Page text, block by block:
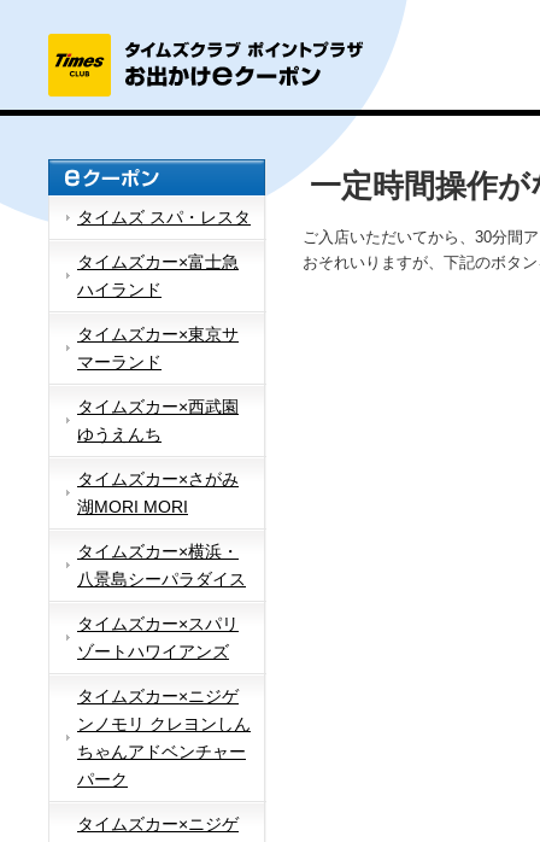
タイムズ スパ・レスタ
タイムズカー×富士急
ハイランド
タイムズカー×東京サ
マーランド
タイムズカー×西武園
ゆうえんち
タイムズカー×さがみ
湖MORI MORI
タイムズカー×横浜・
八景島シーパラダイス
タイムズカー×スパリ
ゾートハワイアンズ
タイムズカー×ニジゲ
ンノモリ クレヨンしん
ちゃんアドベンチャー
パーク
タイムズカー×ニジゲ
一定時間操作
ご入店いただいてから、30分間
おそれいりますが、下記のボタ